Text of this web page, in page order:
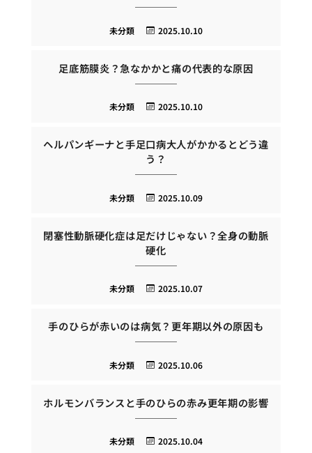
2025.10.10
未分類
足底筋膜炎？急なかかと痛の代表的な原因
2025.10.10
未分類
ヘルパンギーナと手足口病大人がかかるとどう違
う？
2025.10.09
未分類
閉塞性動脈硬化症は足だけじゃない？全身の動脈
硬化
2025.10.07
未分類
手のひらが赤いのは病気？更年期以外の原因も
2025.10.06
未分類
ホルモンバランスと手のひらの赤み更年期の影響
2025.10.04
未分類